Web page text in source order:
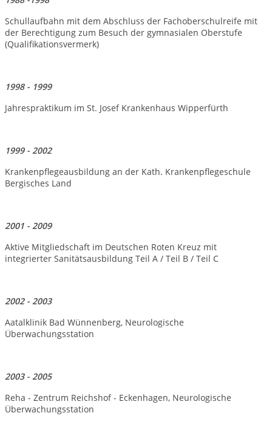
Schullaufbahn mit dem Abschluss der Fachoberschulreife mit
der Berechtigung zum Besuch der gymnasialen Oberstufe
(Qualifikationsvermerk)
1998 - 1999
Jahrespraktikum im St. Josef Krankenhaus Wipperfürth
1999 - 2002
Krankenpflegeausbildung an der Kath. Krankenpflegeschule
Bergisches Land
2001 - 2009
Aktive Mitgliedschaft im Deutschen Roten Kreuz mit
integrierter Sanitätsausbildung Teil A / Teil B / Teil C
2002 - 2003
Aatalklinik Bad Wünnenberg, Neurologische
Überwachungsstation
2003 - 2005
Reha - Zentrum Reichshof - Eckenhagen, Neurologische
Überwachungsstation